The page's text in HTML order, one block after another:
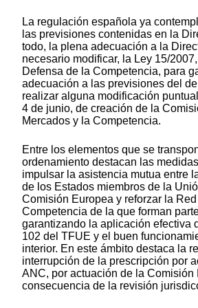
La regulación española ya
las previsiones contenidas en la
todo, la plena adecuación a la
necesario modificar, la Ley 15/
Defensa de la Competencia, para
adecuación a las previsiones del
realizar alguna modificación
4 de junio, de creación de la
Mercados y la Competencia.
Entre los elementos que se
ordenamiento destacan las
impulsar la asistencia mutua entre
de los Estados miembros de la
Comisión Europea y reforzar la
Competencia de la que forman
garantizando la aplicación efectiva
102 del TFUE y el buen
interior. En este ámbito destaca la
interrupción de la prescripción por
ANC, por actuación de la Comisión
consecuencia de la revisión